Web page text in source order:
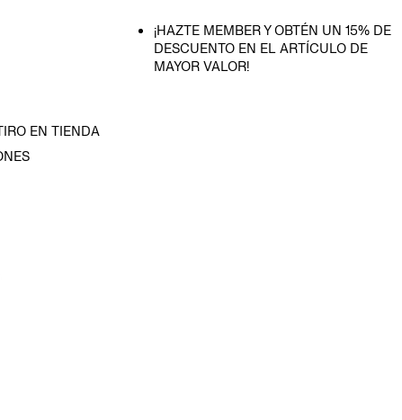
EN TIENDA
¡HAZTE MEMBER Y OBTÉN UN 15% DE
DESCUENTO EN EL ARTÍCULO DE
MAYOR VALOR!